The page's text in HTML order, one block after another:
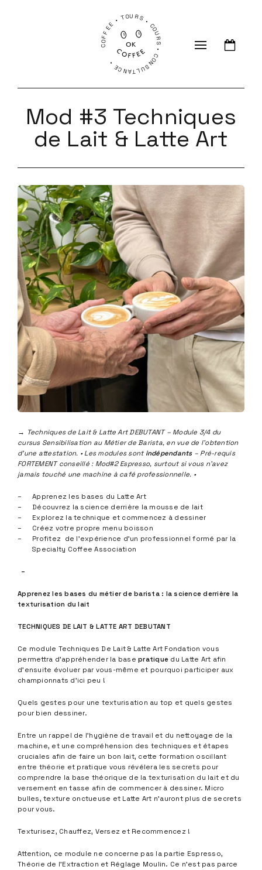
COFFEE • TOURS • COURS • CONSULTANCE •
Mod #3 Techniques
de Lait & Latte Art
→ Techniques de Lait & Latte Art DEBUTANT – Module 3/4 du
cursus Sensibilisation au Métier de Barista, en vue de l’obtention
d’une attestation. • Les modules sont indépendants– Pré-requis
FORTEMENT conseillé : Mod#2 Espresso, surtout si vous n’avez
jamais touché une machine à café professionnelle. •
Apprenez les bases du Latte Art
Découvrez la science derrière la mousse de lait
Explorez la technique et commencez à dessiner
Créez votre propre menu boisson
Profitez de l’expérience d’un professionnel formé par la
Specialty Coffee Association
–
Apprenez les bases du métier de barista : la science derrière la
texturisation du lait
TECHNIQUES DE LAIT & LATTE ART DEBUTANT
Ce module Techniques De Lait & Latte Art Fondation vous
permettra d’appréhender la base pratique du Latte Art afin
d’ensuite évoluer par vous-même et pourquoi participer aux
championnats d’ici peu !
Quels gestes pour une texturisation au top et quels gestes
pour bien dessiner.
Entre un rappel de l’hygiène de travail et du nettoyage de la
machine, et une compréhension des techniques et étapes
cruciales afin de faire un bon lait, cette formation oscillant
entre théorie et pratique vous révélera les secrets pour
comprendre la base théorique de la texturisation du lait et du
versement en tasse afin de commencer à dessiner. Micro
bulles, texture onctueuse et Latte Art n’auront plus de secrets
pour vous.
Texturisez, Chauffez, Versez et Recommencez !
Attention, ce module ne concerne pas la partie Espresso,
Théorie de l’Extraction et Réglage Moulin. Ce n’est pas parce